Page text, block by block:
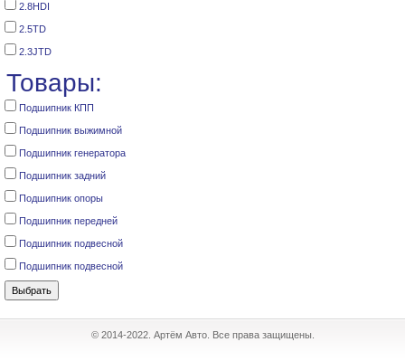
2.8HDI
2.5TD
2.3JTD
Товары:
Подшипник КПП
Подшипник выжимной
Подшипник генератора
Подшипник задний
Подшипник опоры
Подшипник передней
Подшипник подвесной
Подшипник подвесной
© 2014-2022. Артём Авто. Все права защищены.